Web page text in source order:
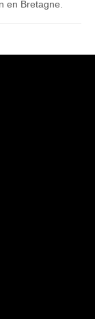
en Bretagne.